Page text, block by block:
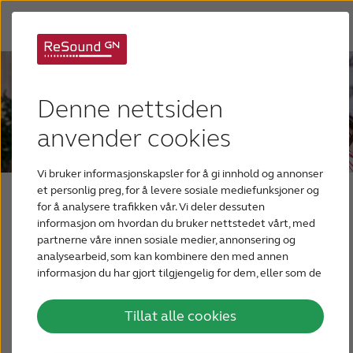
Denne nettsiden
anvender cookies
Vi bruker informasjonskapsler for å gi innhold og annonser
et personlig preg, for å levere sosiale mediefunksjoner og
for å analysere trafikken vår. Vi deler dessuten
informasjon om hvordan du bruker nettstedet vårt, med
partnerne våre innen sosiale medier, annonsering og
analysearbeid, som kan kombinere den med annen
informasjon du har gjort tilgjengelig for dem, eller som de
Tillat alle cookies
Blogg for fagfolk
Blogg for fagfolk